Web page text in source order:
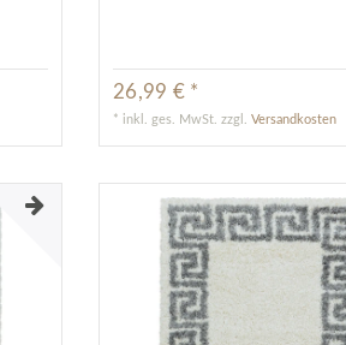
26,99 € *
* inkl. ges. MwSt. zzgl.Versandkosten